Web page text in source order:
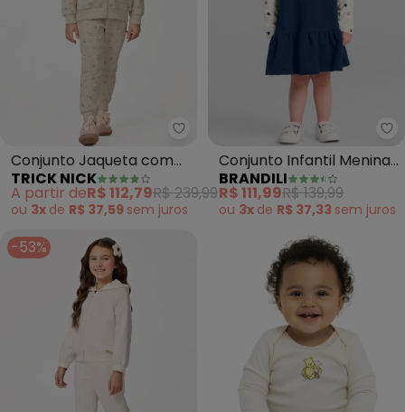
Trick Nick - Conjunto Jaqueta
Conjunto Jaqueta com
Calça (Bege)
TRICK NICK
A partir deR$ 112,79R$ 239,99
ou 3x de R$ 37,59 sem juros
Conjunto Infantil Menina
de Corações (Natural)
BRANDILI
R$ 111,99R$ 139,99
ou 3x de R$ 37,33 sem juros
-53%